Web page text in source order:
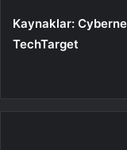
Kaynaklar:
TechTarget